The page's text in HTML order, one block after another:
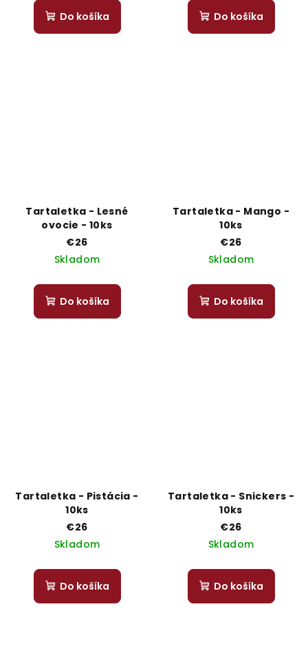
Do košíka Do košíka
Tartaletka - Lesné
ovocie - 10ks
€26
Skladom
Do košíka
Tartaletka - Mango -
10ks
€26
Skladom
Do košíka
Tartaletka - Pistácia -
10ks
€26
Skladom
Do košíka
Tartaletka - Snickers -
10ks
€26
Skladom
Do košíka